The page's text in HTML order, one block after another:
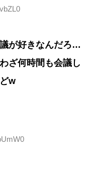
が好きなんだろ…
ざ何時間も会議し
w